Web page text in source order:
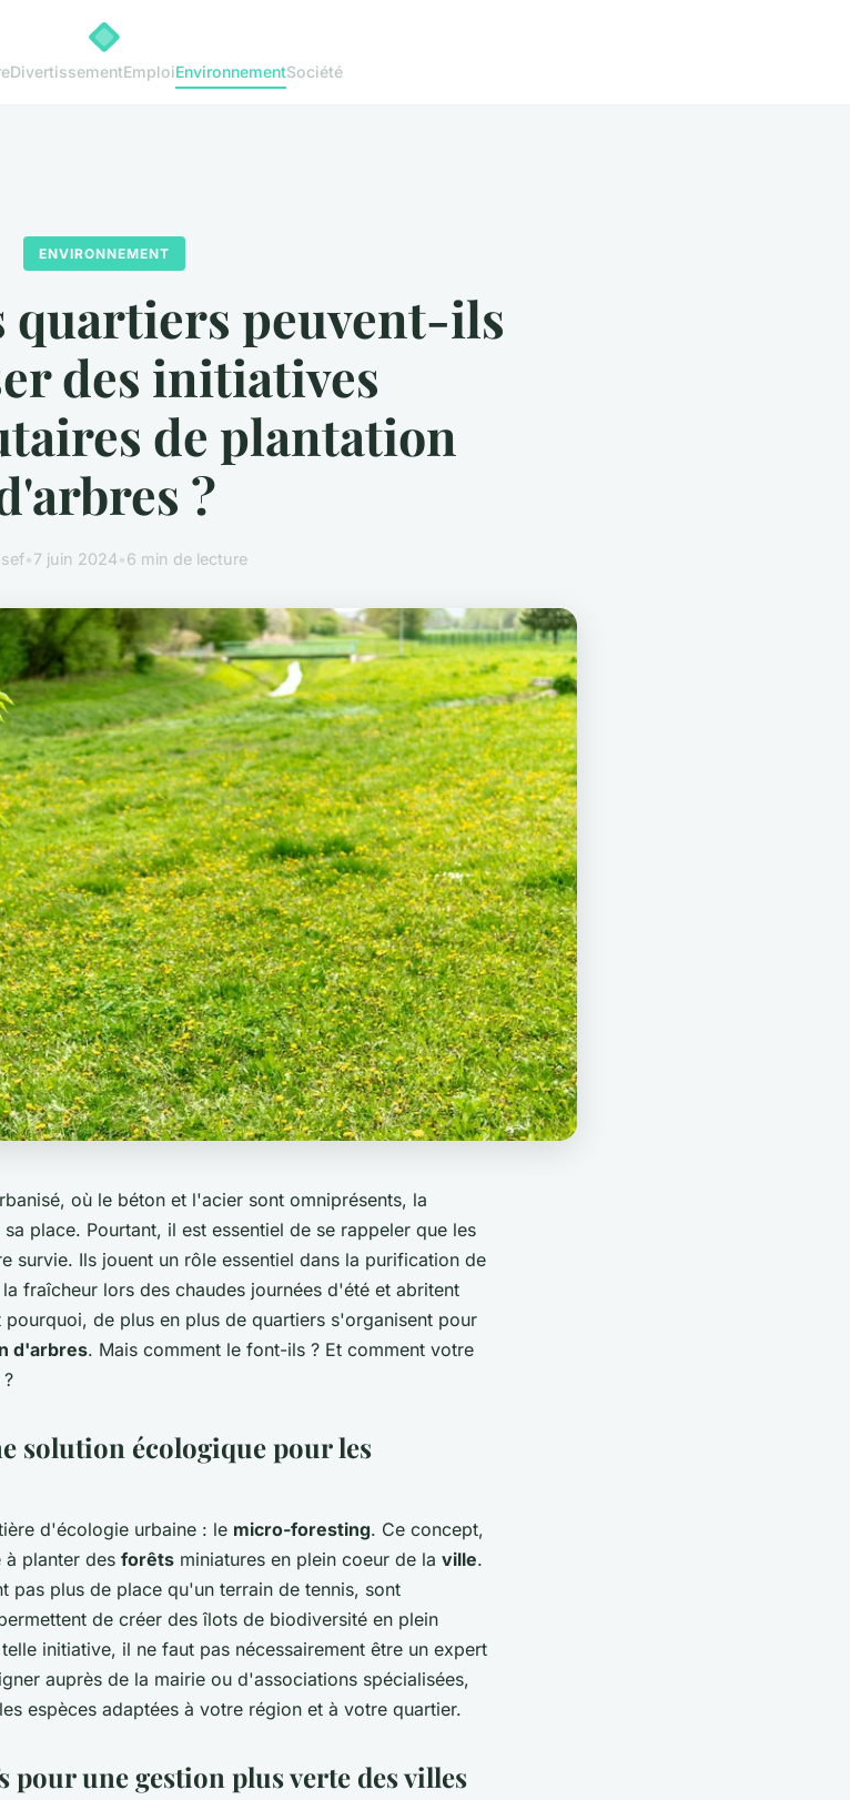
DivertissementEmploiEnvironnementSociété
ENVIRONNEMENT
quartiers peuvent-ils
des initiatives
de plantation
?
•7 juin 2024•6 min de lecture
où le béton et l'acier sont omniprésents, la
place. Pourtant, il est essentiel de se rappeler que les
survie. Ils jouent un rôle essentiel dans la purification de
fraîcheur lors des chaudes journées d'été et abritent
de plus en plus de quartiers s'organisent pour
d'arbres. Mais comment le font-ils ? Et comment votre
solution écologique pour les
d'écologie urbaine : le micro-foresting. Ce concept,
planter des forêts miniatures en plein coeur de la ville.
pas plus de place qu'un terrain de tennis, sont
de créer des îlots de biodiversité en plein
initiative, il ne faut pas nécessairement être un expert
auprès de la mairie ou d'associations spécialisées,
espèces adaptées à votre région et à votre quartier.
une gestion plus verte des villes